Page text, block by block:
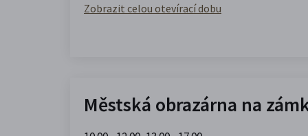
Zobrazit celou otevírací dobu
Městská obrazárna na